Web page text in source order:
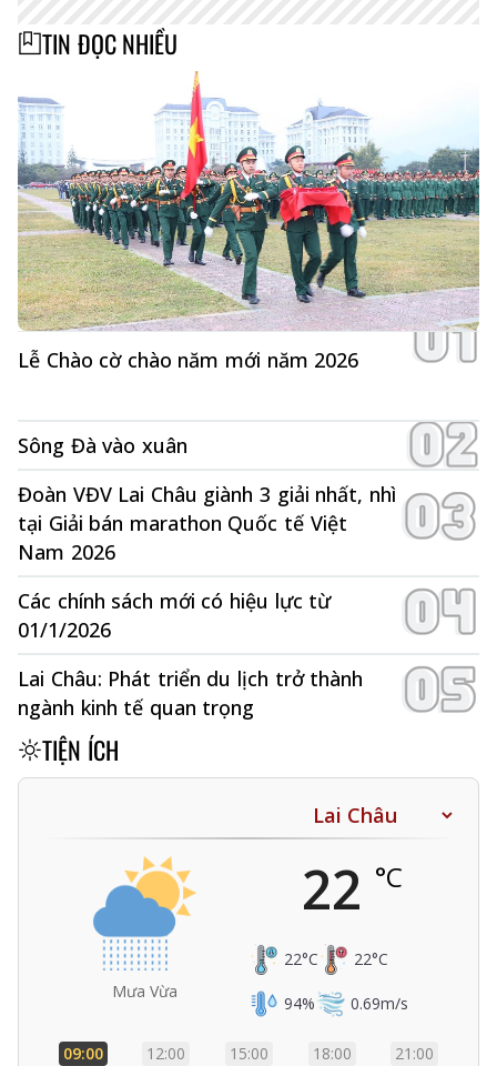
TIN ĐỌC NHIỀU
Lễ Chào cờ chào năm mới năm 2026
Sông Đà vào xuân
Đoàn VĐV Lai Châu giành 3 giải nhất, nhì
tại Giải bán marathon Quốc tế Việt
Nam 2026
Các chính sách mới có hiệu lực từ
01/1/2026
Lai Châu: Phát triển du lịch trở thành
ngành kinh tế quan trọng
TIỆN ÍCH
Mưa Vừa
22 °C
22°C 22°C
94% 0.69m/s
09:00 12:00 15:00 18:00 21:00